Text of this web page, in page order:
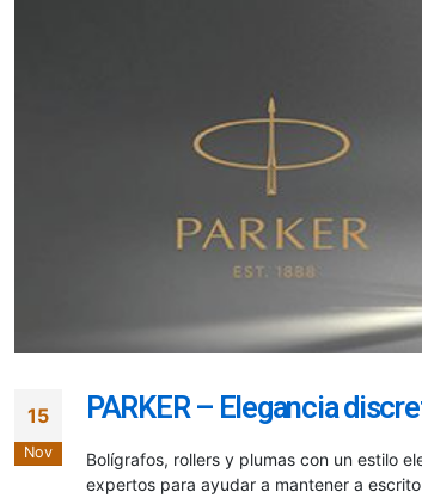
15
Nov
PARKER – Elegancia
Bolígrafos, rollers y plumas con un estilo
expertos para ayudar a mantener a